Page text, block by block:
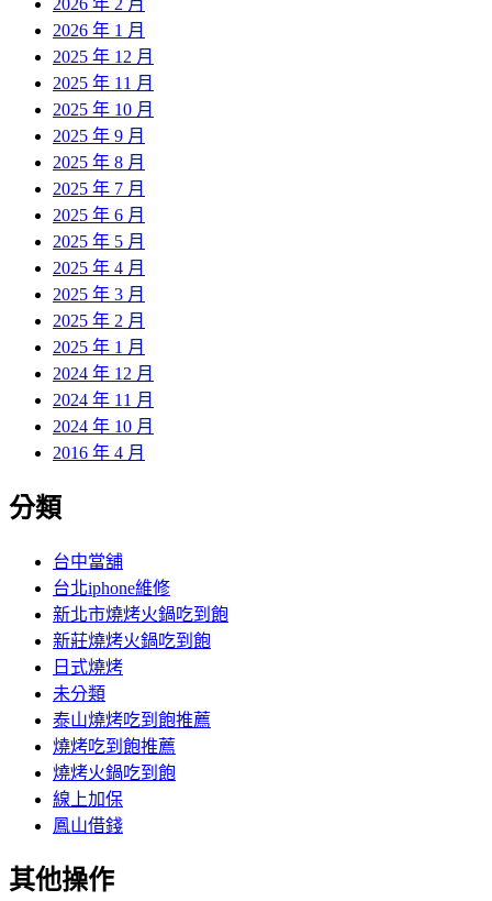
2026 年 1 月
2025 年 12 月
2025 年 11 月
2025 年 10 月
2025 年 9 月
2025 年 8 月
2025 年 7 月
2025 年 6 月
2025 年 5 月
2025 年 4 月
2025 年 3 月
2025 年 2 月
2025 年 1 月
2024 年 12 月
2024 年 11 月
2024 年 10 月
2016 年 4 月
分類
台中當舖
台北iphone維修
新北市燒烤火鍋吃到飽
新莊燒烤火鍋吃到飽
日式燒烤
未分類
泰山燒烤吃到飽推薦
燒烤吃到飽推薦
燒烤火鍋吃到飽
線上加保
鳳山借錢
其他操作